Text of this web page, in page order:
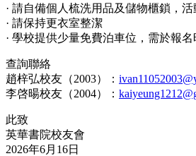
· 請自備個人梳洗用品及儲物櫃鎖，
· 請保持更衣室整潔
· 學校提供少量免費泊車位，需於報
查詢聯絡
趙梓弘校友（2003）：
李啓暘校友（2004）：
此致
英華書院校友會
2026年6月16日